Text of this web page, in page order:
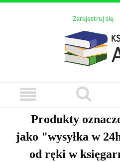
Zarejestruj się
Produkty
jako "wysyłka w
od ręki w